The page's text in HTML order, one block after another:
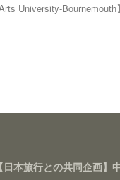
University-
【日本旅行との共同企画】